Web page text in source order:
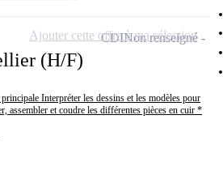
(H/F)
Interpréter les dessins et les modèles pour
assembler et coudre les différentes pièces en cuir *
CDINon renseigné
Ajouter cette offre à ma sélection